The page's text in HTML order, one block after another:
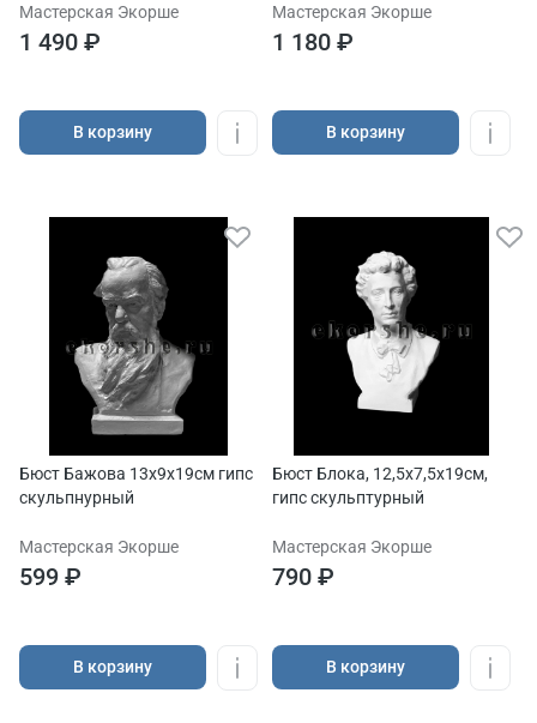
Мастерская Экорше
1 490 ₽
В корзину
скульптурный
Мастерская Экорше
1 180 ₽
В корзину
Бюст Бажова 13х9х19см гипс
скульпнурный
Мастерская Экорше
599 ₽
В корзину
Бюст Блока, 12,5х7,5х19см,
гипс скульптурный
Мастерская Экорше
790 ₽
В корзину